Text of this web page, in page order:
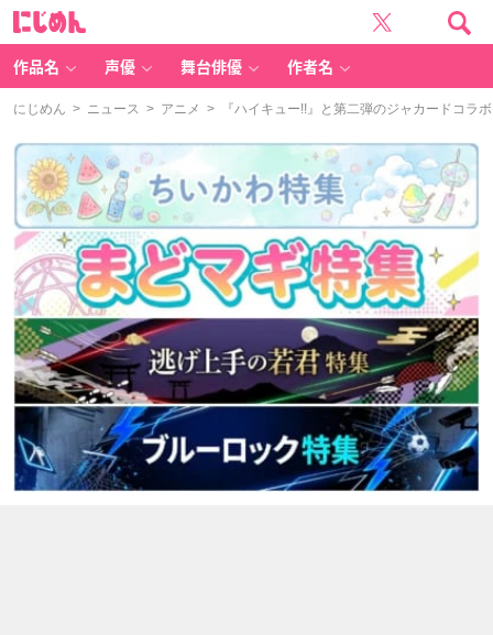
作品名 声優 舞台俳優 作者名
にじめん > ニュース > アニメ > 『ハイキュー!!』と第二弾のジャカードコラ